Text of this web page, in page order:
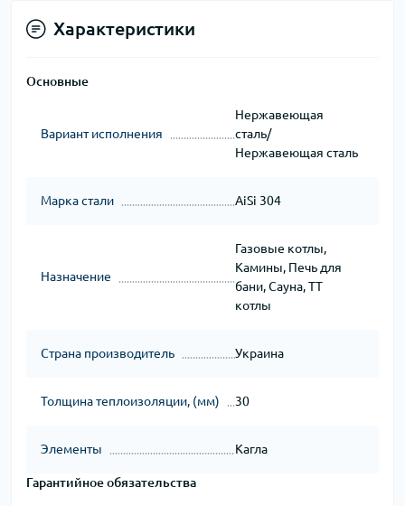
Характеристики
Основные
Вариант исполнения
Нержавеющая
сталь/
Нержавеющая сталь
Марка стали AiSi 304
Назначение
Газовые котлы,
Камины, Печь для
бани, Сауна, ТТ
котлы
Страна производитель Украина
Толщина теплоизоляции, (мм) 30
Элементы Кагла
Гарантийное обязательства